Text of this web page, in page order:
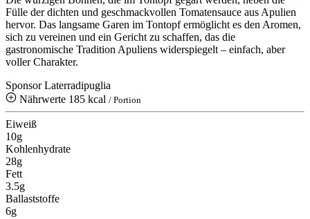
Fülle der dichten und geschmackvollen Tomatensauce aus Apulien
hervor. Das langsame Garen im Tontopf ermöglicht es den Aromen,
sich zu vereinen und ein Gericht zu schaffen, das die
gastronomische Tradition Apuliens widerspiegelt – einfach, aber
voller Charakter.
Sponsor Laterradipuglia
Nährwerte 185 kcal / Portion
Eiweiß
10g
Kohlenhydrate
28g
Fett
3.5g
Ballaststoffe
6g